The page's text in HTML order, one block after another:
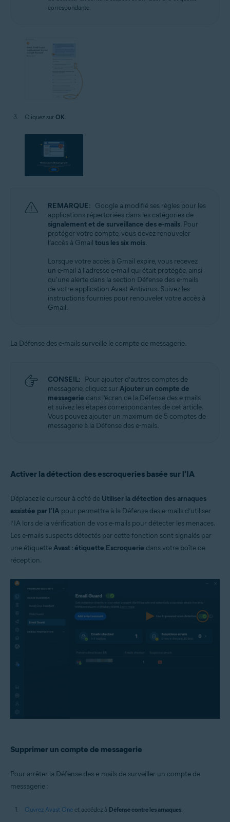
correspondante.
Cliquez sur OK.
REMARQUE: Google a modifié ses règles pour les
applications répertoriées dans les catégories de
signalement et de surveillance des e-mails. Pour
protéger votre compte, vous devez renouveler
l’accès à Gmail tous les six mois.
Lorsque votre accès à Gmail expire, vous recevez
un e-mail à l'adresse e-mail qui était protégée, ainsi
qu'une alerte dans la section Défense des e-mails
de votre application Avast Antivirus. Suivez les
instructions fournies pour renouveler votre accès à
Gmail.
La Défense des e-mails surveille le compte de messagerie.
CONSEIL: Pour ajouter d’autres comptes de
messagerie, cliquez surAjouter un compte de
messagerie dans l’écran de la Défense des e-mails
et suivez les étapes correspondantes de cet article.
Vous pouvez ajouter un maximum de 5 comptes de
messagerie à la Défense des e-mails.
Activer la détection des escroqueries basée sur l'IA
Déplacez le curseur à côté de Utiliser la détection des arnaques
assistée par l’IA pour permettre à la Défense des e-mails d’utiliser
l’IA lors de la vérification de vos e-mails pour détecter les menaces.
Les e-mails suspects détectés par cette fonction sont signalés par
une étiquetteAvast : étiquette Escroquerie dans votre boîte de
réception.
Supprimer un compte de messagerie
Pour arrêter la Défense des e-mails de surveiller un compte de
messagerie :
Ouvrez Avast One et accédez à Défense contre les arnaques